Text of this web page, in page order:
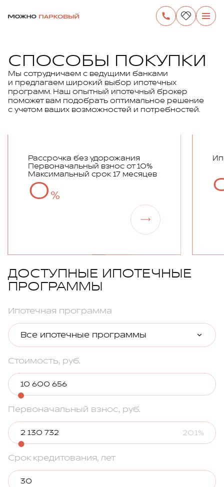
СПОСОБЫ ПОКУПКИ
Мы сотрудничаем с ведущими банками
и предлагаем широкий выбор ипотечных
программ. Наш опытный ипотечный брокер
поможет вам подобрать оптимальное решение
с учетом ваших возможностей и потребностей.
Рассрочка без удорожания
Первоначальный взнос от 10%
Максимальный срок 17 месяцев
0%
ДОСТУПНЫЕ ИПОТЕЧНЫЕ
ПРОГРАММЫ
Ипотечная программа
Все ипотечные программы
Стоимость, руб.
Первоначальный взнос, руб.
20.1%
Срок кредитования, лет